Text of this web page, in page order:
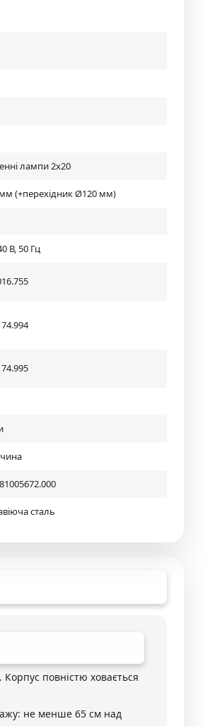
лампи 2х20
(+перехідник Ø120 мм)
В, 50 Гц
сталь
Корпус повністю ховається
не менше 65 см над